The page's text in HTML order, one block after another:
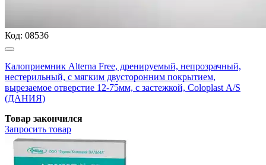
Код: 08536
Калоприемник Alterna Free, дренируемый, непрозрачный,
нестерильный, с мягким двусторонним покрытием,
вырезаемое отверстие 12-75мм, с застежкой, Coloplast А/S
(ДАНИЯ)
Товар закончился
Запросить товар